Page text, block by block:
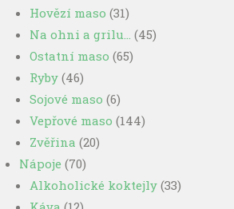
Hovězí maso (31)
Na ohni a grilu… (45)
Ostatní maso (65)
Ryby (46)
Sojové maso (6)
Vepřové maso (144)
Zvěřina (20)
Nápoje (70)
Alkoholické koktejly (33)